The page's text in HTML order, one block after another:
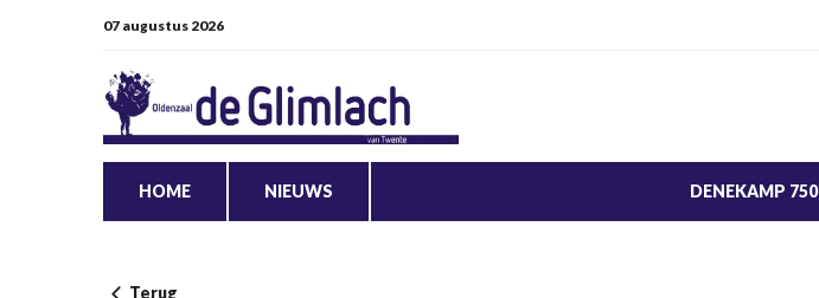
07 augustus 2026
HOME NIEUWS DENEKAMP
Terug